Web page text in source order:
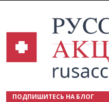
ПОДПИШИТЕСЬ НА БЛОГ